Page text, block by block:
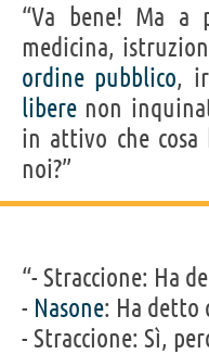
“Va bene! Ma a
medicina,
ordine pubblico,
libere non
in attivo che
noi?”
“- Straccione: Ha
- Nasone: Ha detto
- Straccione: Sì,